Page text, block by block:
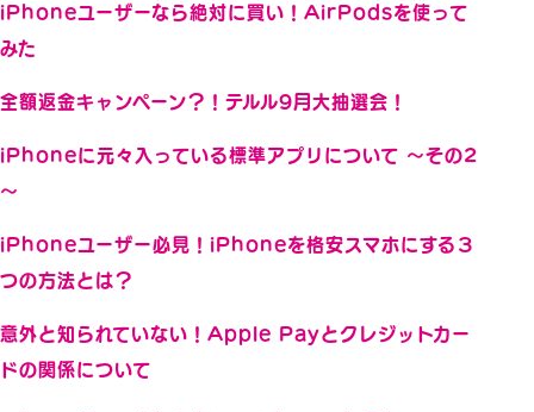
iPhoneユーザーなら絶対に買い！AirPodsを使って
みた
全額返金キャンペーン？！テルル9月大抽選会！
iPhoneに元々入っている標準アプリについて ～その2
～
iPhoneユーザー必見！iPhoneを格安スマホにする３
つの方法とは？
意外と知られていない！Apple Payとクレジットカー
ドの関係について